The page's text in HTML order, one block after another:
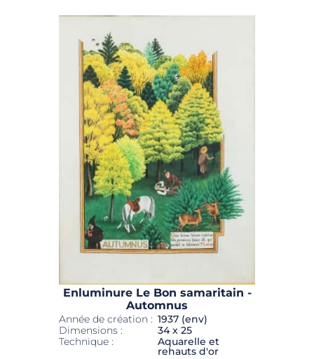
Enluminure Le Bon samaritain -
Automnus
Année de création : 1937 (env)
Dimensions :
34 x 25
Technique :
Aquarelle et
rehauts d'or